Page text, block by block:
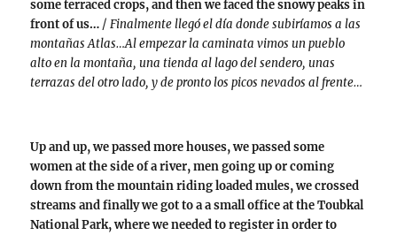
some terraced crops, and then we faced the snowy peaks in
front of us… /Finalmente llegó el día donde subiríamos a las
montañas Atlas…Al empezar la caminata vimos un pueblo
alto en la montaña, una tienda al lago del sendero, unas
terrazas del otro lado, y de pronto los picos nevados al frente…
Up and up, we passed more houses, we passed some
women at the side of a river, men going up or coming
down from the mountain riding loaded mules, we crossed
streams and finally we got to a a small office at the Toubkal
National Park, where we needed to register in order to